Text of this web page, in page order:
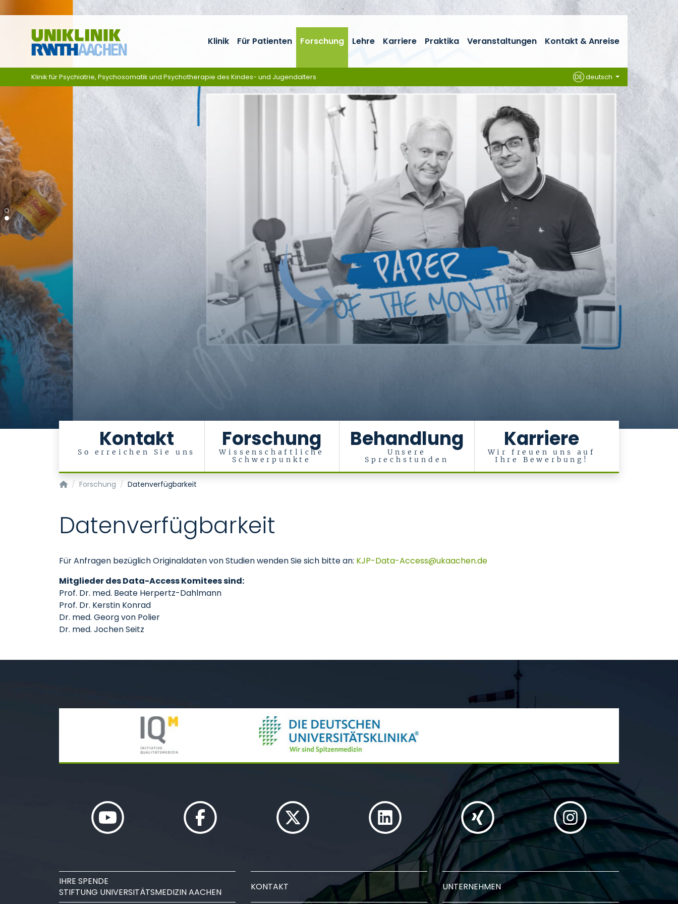
Kontakt
So erreichen Sie uns
Forschung
Wissenschaftliche
Schwerpunkte
Behandlung
Unsere
Sprechstunden
Karriere
Wir freuen uns auf
Ihre Bewerbung!
Klinik Für Patienten Forschung Lehre Karriere Praktika Veranstaltungen Kontakt & Anreise
Klinik für Psychiatrie, Psychosomatik und Psychotherapie des Kindes- und Jugendalters DEdeutsch
Klinik für Psychiatrie, Psychosomatik und Psychotherapie des Kindes- und Jugendalters
Forschung Datenverfügbarkeit
Datenverfügbarkeit
Für Anfragen bezüglich Originaldaten von Studien wenden Sie sich bitte an: KJP-Data-Access ukaachende
Mitglieder des Data-Access Komitees sind:
Prof. Dr. med. Beate Herpertz-Dahlmann
Prof. Dr. Kerstin Konrad
Dr. med. Georg von Polier
Dr. med. Jochen Seitz
IHRE SPENDE
STIFTUNG UNIVERSITÄTSMEDIZIN AACHEN
KONTAKT UNTERNEHMEN